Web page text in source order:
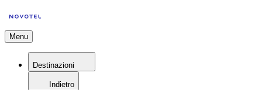
Menu
Destinazioni
Indietro